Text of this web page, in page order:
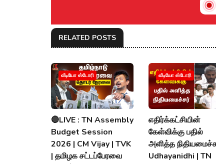
RELATED POSTS
வீடியோ ஸ்டோரி
🔴LIVE : TN Assembly
Budget Session
2026 | CM Vijay | TVK
| தமிழக சட்டப்பேரவை
வீடியோ ஸ்டோரி
எதிர்க்கட்சியின்
கேள்விக்கு பதில்
அளித்த
Udhayanidhi | TN